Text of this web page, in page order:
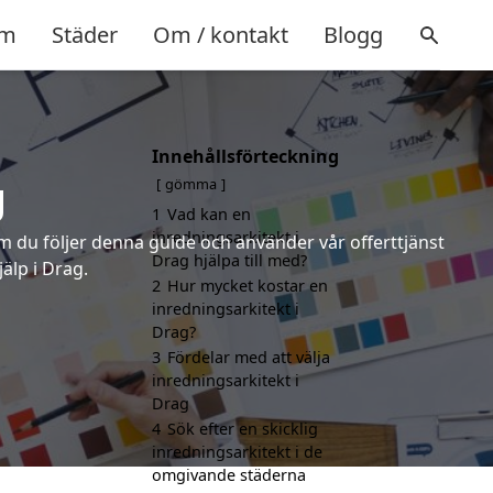
Städer Om / kontakt Blogg
du följer denna guide och använder vår offerttjänst
i Drag.
Innehållsförteckning
gömma
1 Vad kan en
inredningsarkitekt i
Drag hjälpa till med?
2 Hur mycket kostar en
inredningsarkitekt i
Drag?
3 Fördelar med att välja
inredningsarkitekt i
Drag
4 Sök efter en skicklig
inredningsarkitekt i de
omgivande städerna